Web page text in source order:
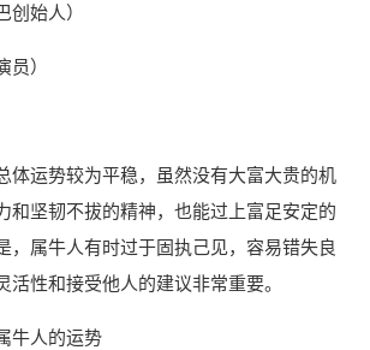
创始人）
员）
体运势较为平稳，虽然没有大富大贵的机
和坚韧不拔的精神，也能过上富足安定的
，属牛人有时过于固执己见，容易错失良
活性和接受他人的建议非常重要。
牛人的运势